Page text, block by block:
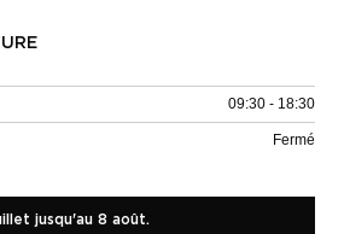
09:30 - 18:30
Fermé
jusqu'au 8 août.